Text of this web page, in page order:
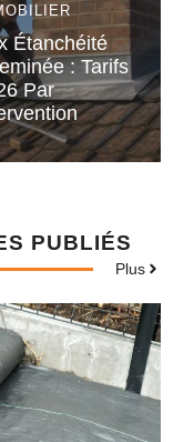
Étanchéité
: Tarifs
Par
PUBLIÉS
Plus